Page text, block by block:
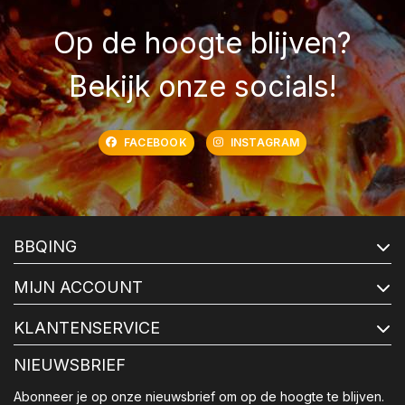
Op de hoogte blijven?
Bekijk onze socials!
FACEBOOK INSTAGRAM
BBQING
MIJN ACCOUNT
KLANTENSERVICE
NIEUWSBRIEF
Abonneer je op onze nieuwsbrief om op de hoogte te blijven.